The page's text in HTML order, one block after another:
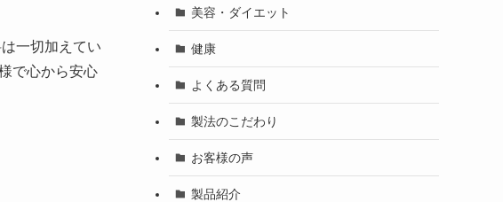
一切加えてい
で心から安心
美容・ダイエット
健康
よくある質問
製法のこだわり
お客様の声
製品紹介